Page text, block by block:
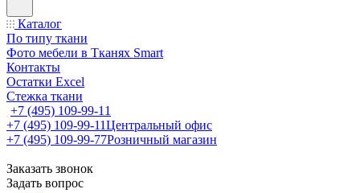
Каталог
По типу ткани
Фото мебели в Тканях Smart
Контакты
Остатки Excel
Стежка ткани
+7 (495) 109-99-11
+7 (495) 109-99-11Центральный офис
+7 (495) 109-99-77Розничный магазин
Заказать звонок
Задать вопрос